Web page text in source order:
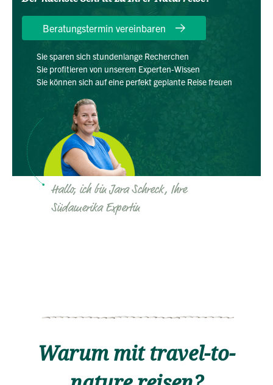
Beratungstermin vereinbaren
Sie sparen sich stundenlange Recherchen
Sie profitieren von unserem Experten-Wissen
Sie können sich auf eine perfekt geplante Reise freuen
Hallo, ich bin Jara Schreck, Ihre
Südamerika Expertin
Warum mit travel-to-